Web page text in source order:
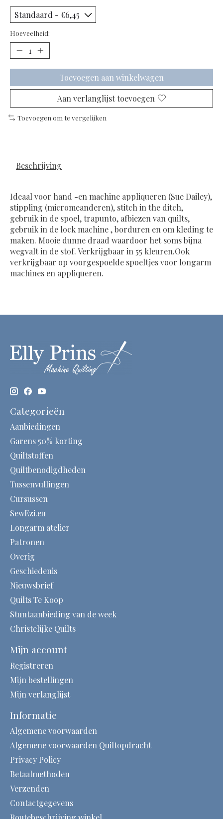
Hoeveelheid:
Toevoegen aan winkelwagen
Aan verlanglijst toevoegen
Toevoegen om te vergelijken
Beschrijving
Ideaal voor hand -en machine appliqueren (Sue Dailey),
stippling (micromeanderen), stitch in the ditch,
gebruik in de spoel, trapunto, afbiezen van quilts,
gebruik in de lock machine , borduren en om kleding te
maken. Mooie dunne draad waardoor het soms bijna
wegvalt in de stof. Verkrijgbaar in 55 kleuren.Ook
verkrijgbaar op voorgespoelde spoeltjes voor longarm
machines en appliqueren.
Categorieën
Aanbiedingen
Garens 50% korting
Quiltstoffen
Quiltbenodigdheden
Tussenvullingen
Cursussen
SewEzi.eu
Longarm atelier
Patronen
Overig
Geschiedenis
Nieuwsbrief
Quilts Te Koop
Stuntaanbieding van de week
Christelijke Quilts
Mijn account
Registreren
Mijn bestellingen
Mijn verlanglijst
Informatie
Algemene voorwaarden
Algemene voorwaarden Quiltopdracht
Privacy Policy
Betaalmethoden
Verzenden
Contactgegevens